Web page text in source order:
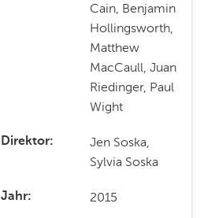
Cain, Benjamin
Hollingsworth,
Matthew
MacCaull, Juan
Riedinger, Paul
Wight
Direktor
Jen Soska,
Sylvia Soska
Jahr 2015